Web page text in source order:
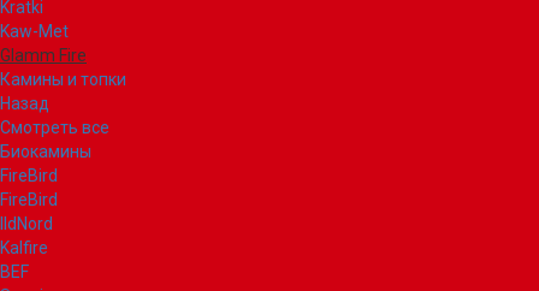
Kratki
Kaw-Met
Glamm Fire
Камины и топки
Назад
Смотреть все
Биокамины
FireBird
FireBird
IldNord
Kalfire
BEF